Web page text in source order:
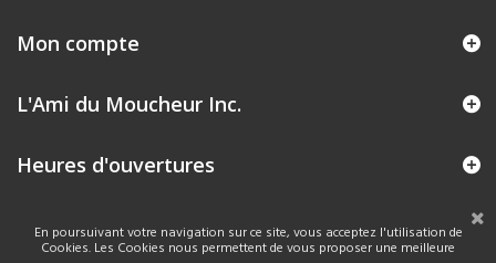
Mon compte
L'Ami du Moucheur Inc.
Heures d'ouvertures
En poursuivant votre navigation sur ce site, vous acceptez l'utilisation de
Cookies. Les Cookies nous permettent de vous proposer une meilleure